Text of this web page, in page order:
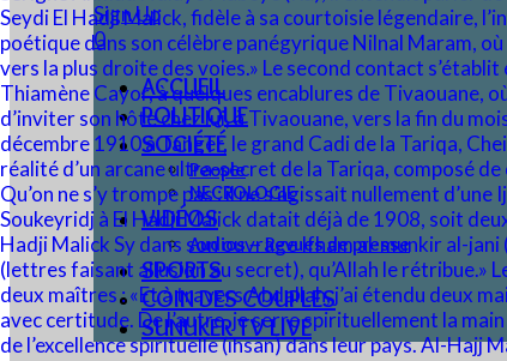
Sign Up
0
ACCUEIL
POLITIQUE
SOCIÉTÉ
People
NECROLOGIE
VIDÉOS
Audios – Revues de presse
SPORTS
COIN DES COUPLES
SUNUKER TV LIVE